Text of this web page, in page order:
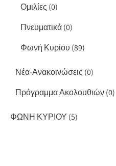
Ομιλίες (0)
Πνευματικά(0)
Φωνή Κυρίου (89)
Νέα-Ανακοινώσεις (0)
Πρόγραμμα Ακολουθιών(0)
ΦΩΝΗ ΚΥΡΙΟΥ (5)